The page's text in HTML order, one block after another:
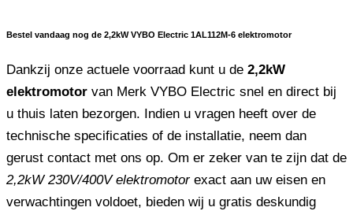
Bestel vandaag nog de 2,2kW VYBO Electric 1AL112M-6 elektromotor
Dankzij onze actuele voorraad kunt u de 2,2kW
elektromotor van Merk VYBO Electric snel en direct bij
u thuis laten bezorgen. Indien u vragen heeft over de
technische specificaties of de installatie, neem dan
gerust contact met ons op. Om er zeker van te zijn dat de
2,2kW 230V/400V elektromotorexact aan uw eisen en
verwachtingen voldoet, bieden wij u gratis deskundig